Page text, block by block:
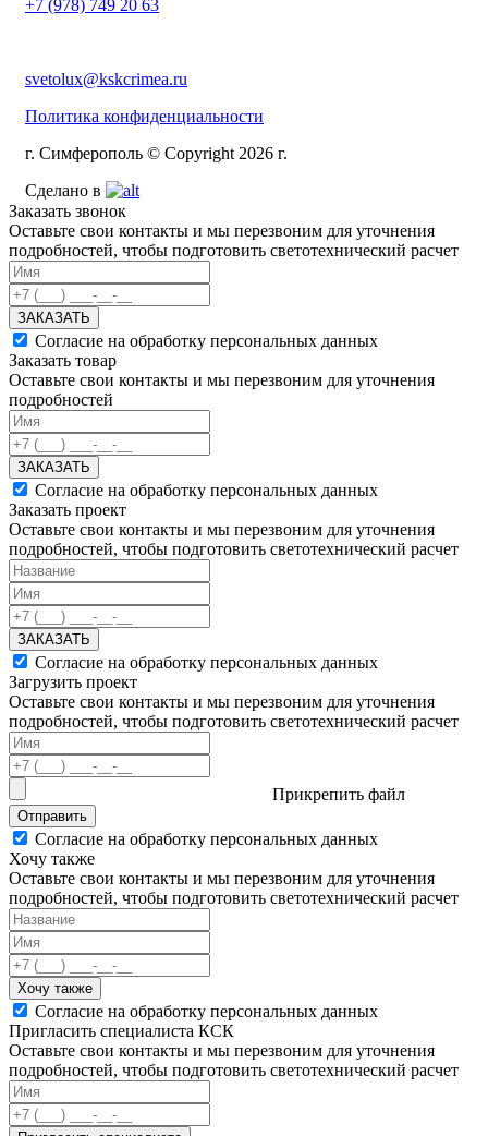
+7 (978) 749 20 63
svetolux@kskcrimea.ru
Политика конфиденциальности
г. Симферополь © Copyright 2026 г.
Сделано в
Заказать звонок
Оставьте свои контакты и мы перезвоним для уточнения
подробностей, чтобы подготовить светотехнический расчет
ЗАКАЗАТЬ
Согласие на обработку персональных данных
Заказать товар
Оставьте свои контакты и мы перезвоним для уточнения
подробностей
ЗАКАЗАТЬ
Согласие на обработку персональных данных
Заказать проект
Оставьте свои контакты и мы перезвоним для уточнения
подробностей, чтобы подготовить светотехнический расчет
ЗАКАЗАТЬ
Согласие на обработку персональных данных
Загрузить проект
Оставьте свои контакты и мы перезвоним для уточнения
подробностей, чтобы подготовить светотехнический расчет
Прикрепить файл
Отправить
Согласие на обработку персональных данных
Хочу также
Оставьте свои контакты и мы перезвоним для уточнения
подробностей, чтобы подготовить светотехнический расчет
Хочу также
Согласие на обработку персональных данных
Пригласить специалиста КСК
Оставьте свои контакты и мы перезвоним для уточнения
подробностей, чтобы подготовить светотехнический расчет